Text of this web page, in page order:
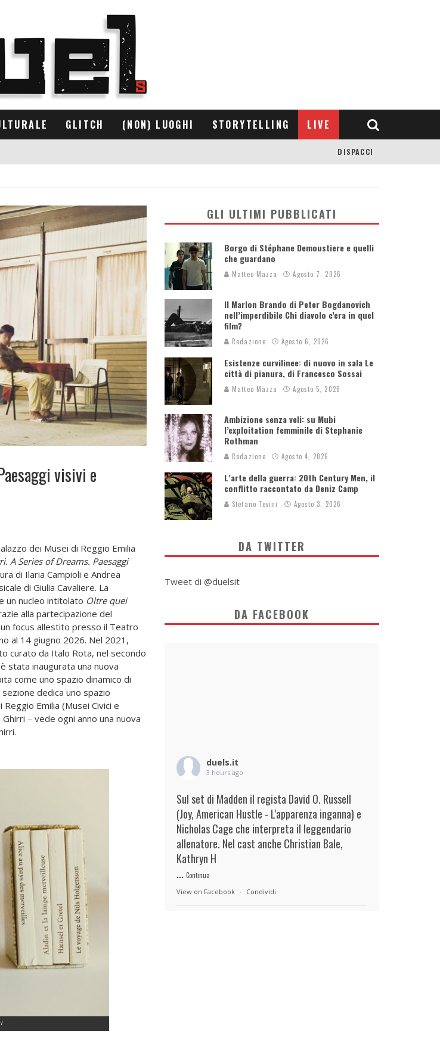
GLITCH (NON) LUOGHI STORYTELLING LIVE
DISPACCI
visivi e
dei Musei di Reggio Emilia
A Series of Dreams. Paesaggi
di Ilaria Campioli e Andrea
di Giulia Cavaliere. La
un nucleo intitolato Oltre quei
alla partecipazione del
focus allestito presso il Teatro
al 14 giugno 2026. Nel 2021,
curato da Italo Rota, nel secondo
stata inaugurata una nuova
come uno spazio dinamico di
dedica uno spazio
Emilia (Musei Civici e
– vede ogni anno una nuova
GLI ULTIMI PUBBLICATI
Borgo di Stéphane Demoustiere e quelli
che guardano
Matteo Mazza Agosto 7, 2026
Il Marlon Brando di Peter Bogdanovich
nell’imperdibile Chi diavolo c’era in quel
film?
Redazione Agosto 6, 2026
Esistenze curvilinee: di nuovo in sala Le
città di pianura, di Francesco Sossai
Matteo Mazza Agosto 5, 2026
Ambizione senza veli: su Mubi
l’exploitation femminile di Stephanie
Rothman
Redazione Agosto 4, 2026
L’arte della guerra: 20th Century Men, il
conflitto raccontato da Deniz Camp
Stefano Tevini Agosto 3, 2026
DA TWITTER
Tweet di @duelsit
DA FACEBOOK
duels.it
3 hours ago
Sul set di Madden il regista David O. Russell
(Joy, American Hustle - L'apparenza inganna) e
Nicholas Cage che interpreta il leggendario
allenatore. Nel cast anche Christian Bale,
Kathryn H
... Continua
View on Facebook · Condividi